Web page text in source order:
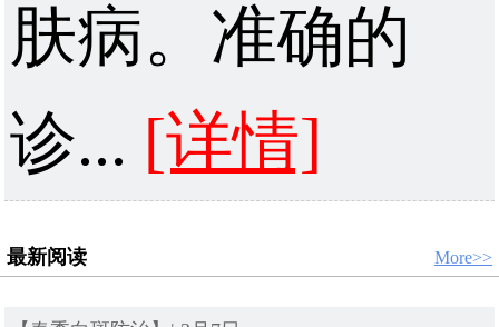
肤病。准确的
诊... [详情]
最新阅读 More>>